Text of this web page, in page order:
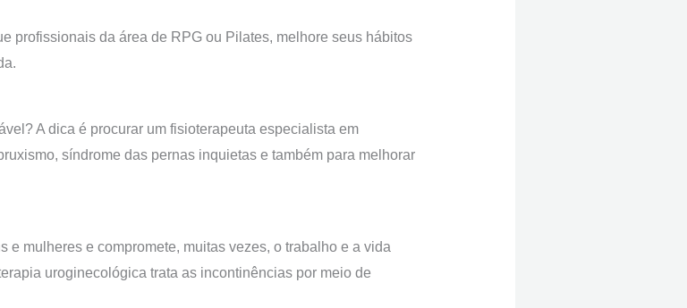
profissionais da área de RPG ou Pilates, melhore seus hábitos
A dica é procurar um fisioterapeuta especialista em
síndrome das pernas inquietas e também para melhorar
e mulheres e compromete, muitas vezes, o trabalho e a vida
uroginecológica trata as incontinências por meio de